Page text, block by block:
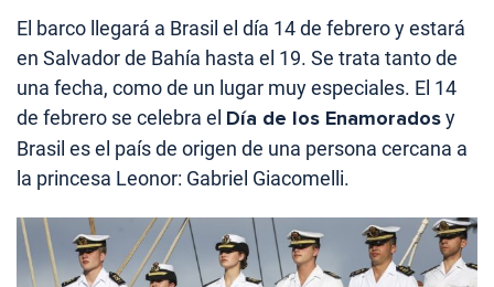
El barco llegará a Brasil el día 14 de febrero y estará
en Salvador de Bahía hasta el 19. Se trata tanto de
una fecha, como de un lugar muy especiales. El 14
de febrero se celebra el Día de los Enamoradosy
Brasil es el país de origen de una persona cercana a
la princesa Leonor: Gabriel Giacomelli.